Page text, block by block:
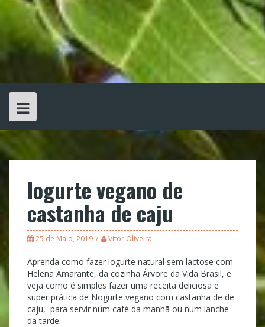
Iogurte vegano de
castanha de caju
25 de Maio, 2019 Vitor Oliveira
Aprenda como fazer iogurte natural sem lactose com
Helena Amarante, da cozinha Árvore da Vida Brasil, e
veja como é simples fazer uma receita deliciosa e
super prática de Nogurte vegano com castanha de de
caju, para servir num café da manhã ou num lanche
da tarde.